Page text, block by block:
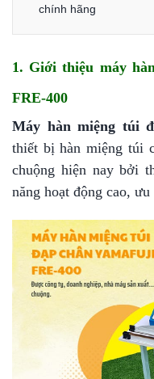
chính hãng
1. Giới thiệu máy
FRE-400
Máy hàn miệng túi
thiết bị hàn miệng túi
chuộng hiện nay bởi
năng hoạt động cao,